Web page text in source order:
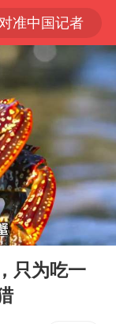
准中国记者
WTT横滨冠军赛女单四强国乒占三席
频已下架
2号指挥长令
孙亚鹏亮相
加强
情侣在平潭拍日出时坠崖致一死一伤
况不太妙
河南刑案嫌犯被抓 逃窜时伤害多人
化“热爱”
03:00
只为吃一